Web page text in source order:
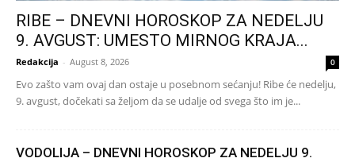
RIBE – DNEVNI HOROSKOP ZA NEDELJU
9. AVGUST: UMESTO MIRNOG KRAJA...
Redakcija - August 8, 2026 0
Evo zašto vam ovaj dan ostaje u posebnom sećanju! Ribe će nedelju,
9. avgust, dočekati sa željom da se udalje od svega što im je...
VODOLIJA – DNEVNI HOROSKOP ZA NEDELJU 9.